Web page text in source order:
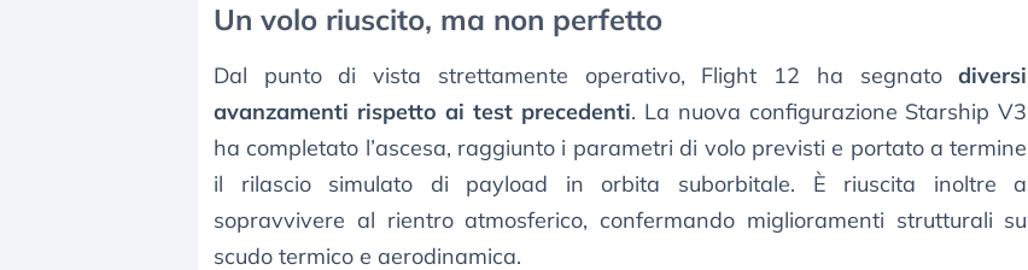
Un volo riuscito, ma non perfetto
Dal punto di vista strettamente operativo, Flight 12 ha segnatodiversi
avanzamenti rispetto ai test precedenti. La nuova configurazione Starship V3
ha completato l’ascesa, raggiunto i parametri di volo previsti e portato a termine
il rilascio simulato di payload in orbita suborbitale. È riuscita inoltre a
sopravvivere al rientro atmosferico, confermando miglioramenti strutturali su
scudo termico e aerodinamica.